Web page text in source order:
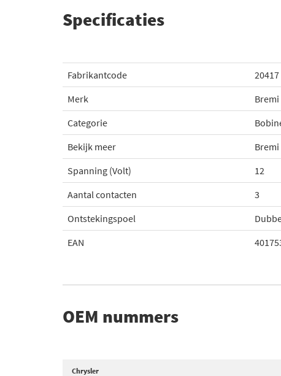
Specificaties
Fabrikantcode
20417
Merk
Bremi
Categorie
Bekijk meer
Spanning (Volt)
12
Aantal contacten
3
Ontstekingspoel
EAN
OEM nummers
Chrysler